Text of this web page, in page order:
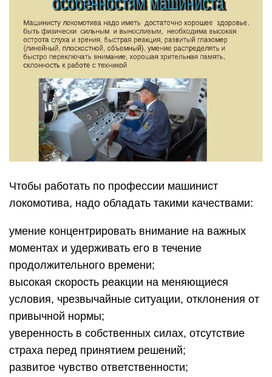
Чтобы работать по профессии машинист
локомотива, надо обладать такими качествами:
умение концентрировать внимание на важных
моментах и удерживать его в течение
продолжительного времени;
высокая скорость реакции на меняющиеся
условия, чрезвычайные ситуации, отклонения от
привычной нормы;
уверенность в собственных силах, отсутствие
страха перед принятием решений;
развитое чувство ответственности;